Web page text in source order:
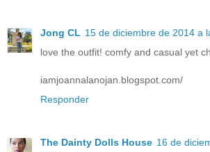
Jong CL 15 de diciembre de 2014 a
love the outfit! comfy and casual yet
iamjoannalanojan.blogspot.com/
Responder
The Dainty Dolls House 16 de